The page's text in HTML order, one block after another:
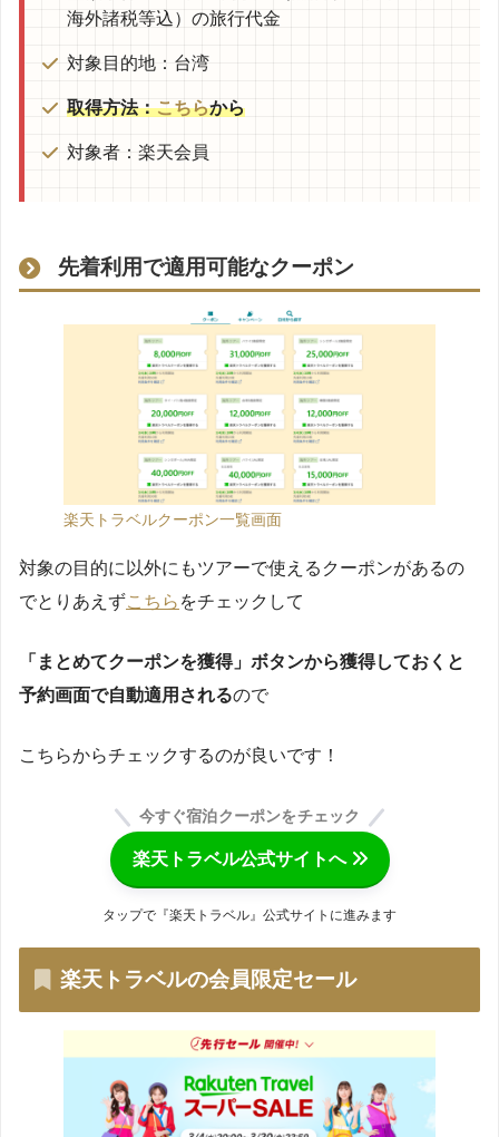
海外諸税等込）の旅行代金
対象目的地：台湾
取得方法：こちらから
対象者：楽天会員
先着利用で適用可能なクーポン
楽天トラベルクーポン一覧画面
対象の目的に以外にもツアーで使えるクーポンがあるの
でとりあえずこちら をチェックして
「まとめてクーポンを獲得」ボタンから獲得しておくと
予約画面で自動適用されるので
こちらからチェックするのが良いです！
今すぐ宿泊クーポンをチェック
楽天トラベル公式サイトへ
タップで『楽天トラベル』公式サイトに進みます
楽天トラベルの会員限定セール